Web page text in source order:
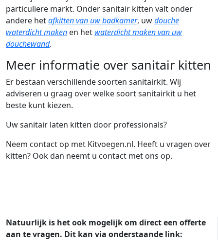
particuliere markt. Onder sanitair kitten valt onder
andere hetafkitten van uw badkamer, uwdouche
waterdicht maken en het waterdicht maken van uw
douchewand.
Meer informatie over sanitair kitten
Er bestaan verschillende soorten sanitairkit. Wij
adviseren u graag over welke soort sanitairkit u het
beste kunt kiezen.
Uw sanitair laten kitten door professionals?
Neem contact op met Kitvoegen.nl. Heeft u vragen over
kitten? Ook dan neemt u contact met ons op.
Natuurlijk is het ook mogelijk om direct een offerte
aan te vragen. Dit kan via onderstaande link: